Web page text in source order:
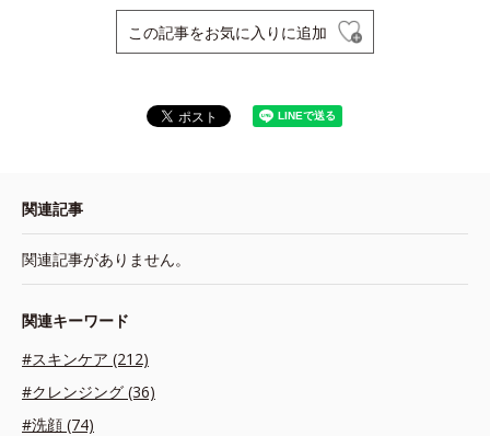
この記事をお気に入りに追加
関連記事
関連記事がありません。
関連キーワード
#スキンケア (212)
#クレンジング (36)
#洗顔 (74)